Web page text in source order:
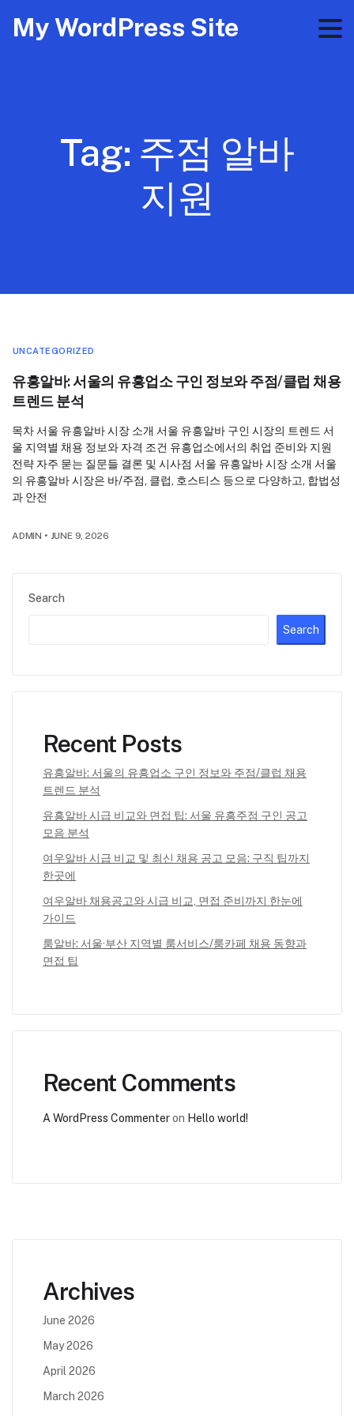
My WordPress Site
Tag: 주점 알바
지원
Search
Search
Recent Posts
유흥알바: 서울의 유흥업소 구인 정보와 주점/클럽 채용
트렌드 분석
유흥알바 시급 비교와 면접 팁: 서울 유흥주점 구인 공고
모음 분석
여우알바 시급 비교 및 최신 채용 공고 모음: 구직 팁까지
한곳에
여우알바 채용공고와 시급 비교, 면접 준비까지 한눈에
가이드
룸알바: 서울·부산 지역별 룸서비스/룸카페 채용 동향과
면접 팁
Recent Comments
A WordPress Commenteron Hello world!
UNCATEGORIZED
유흥알바: 서울의 유흥업소 구인 정보와 주점/클럽 채용
트렌드 분석
목차 서울 유흥알바 시장 소개 서울 유흥알바 구인 시장의 트렌드 서
울 지역별 채용 정보와 자격 조건 유흥업소에서의 취업 준비와 지원
전략 자주 묻는 질문들 결론 및 시사점 서울 유흥알바 시장 소개 서울
의 유흥알바 시장은 바/주점, 클럽, 호스티스 등으로 다양하고, 합법성
과 안전
ADMIN • JUNE 9, 2026
Archives
June 2026
May 2026
April 2026
March 2026